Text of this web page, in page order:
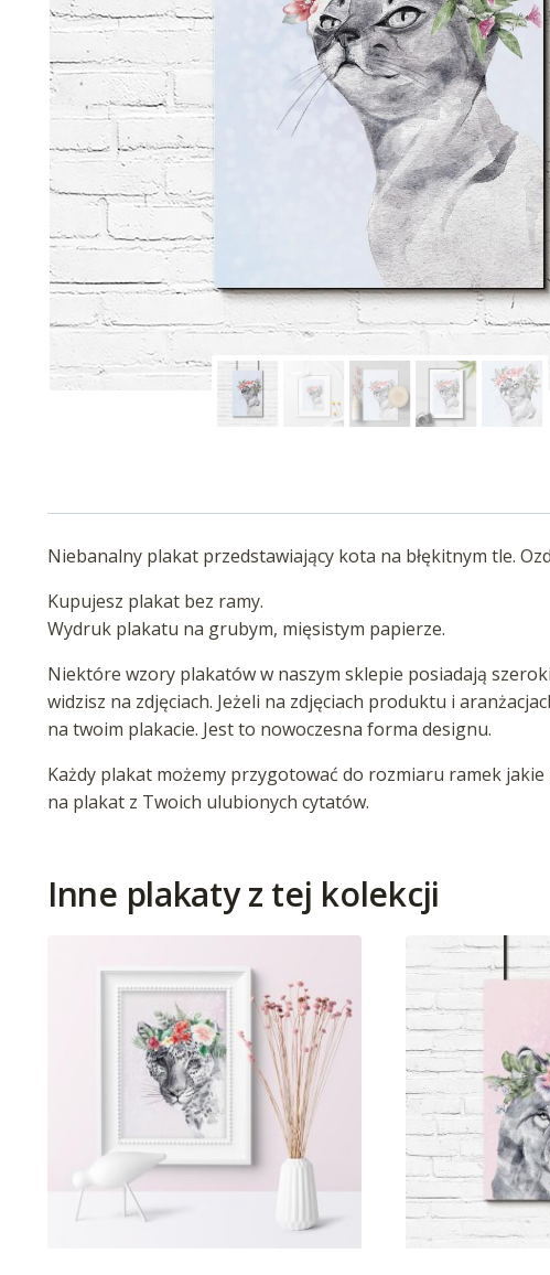
Niebanalny plakat przedstawiający kota na błękitnym tle.
Kupujesz plakat bez ramy.
Wydruk plakatu na grubym, mięsistym papierze.
Niektóre wzory plakatów w naszym sklepie posiadają
widzisz na zdjęciach. Jeżeli na zdjęciach produktu i
na twoim plakacie. Jest to nowoczesna forma designu.
Każdy plakat możemy przygotować do rozmiaru ramek
na plakat z Twoich ulubionych cytatów.
Inne plakaty z tej kolekcji